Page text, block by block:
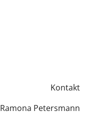
Kontakt
Ramona Petersmann